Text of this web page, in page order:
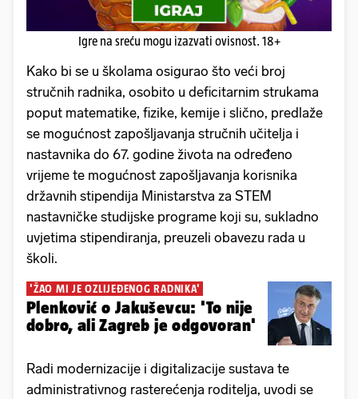
Igre na sreću mogu izazvati ovisnost. 18+
Kako bi se u školama osigurao što veći broj
stručnih radnika, osobito u deficitarnim strukama
poput matematike, fizike, kemije i slično, predlaže
se mogućnost zapošljavanja stručnih učitelja i
nastavnika do 67. godine života na određeno
vrijeme te mogućnost zapošljavanja korisnika
državnih stipendija Ministarstva za STEM
nastavničke studijske programe koji su, sukladno
uvjetima stipendiranja, preuzeli obavezu rada u
školi.
'ŽAO MI JE OZLIJEĐENOG RADNIKA'
Plenković o Jakuševcu: 'To nije
dobro, ali Zagreb je odgovoran'
Radi modernizacije i digitalizacije sustava te
administrativnog rasterećenja roditelja, uvodi se